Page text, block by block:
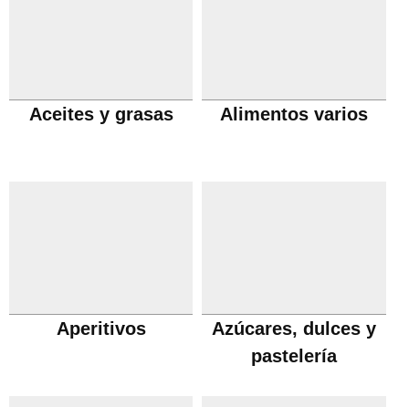
Aceites y grasas Alimentos varios
Aperitivos
Azúcares, dulces y
pastelería